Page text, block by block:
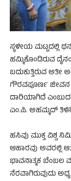
ಸ್ಥಳೀಯ ಮಟ್ಟದಲ್ಲಿ
ಹಮ್ಮಿಕೊಂಡಿರುವ
ಬದುಕುತ್ತಿರುವ
ಗೌರವಪೂರ್ಣ ಜೀವನ
ದಾರಿಯಾಗಿದೆ
ಎಂ.ಪಿ. ಅಹಮ್ಮದ್
ಹಸಿವು ಮುಕ್ತ ವಿಶ್ವ
ಆಹಾರವು ಅವರಲ್ಲಿ
ಭಾವನಾತ್ಮಕ ಬೆಂಬಲ
ನೆರವಾಗಿರುವುದು